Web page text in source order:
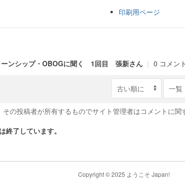
印刷用ページ
ーンシップ・OBOGに聞く 1回目 張新さん | 0 コメント
の投稿者が所有するものでサイト管理者はコメントに関
終了しています。
Copyright © 2025 ようこそ Japan!